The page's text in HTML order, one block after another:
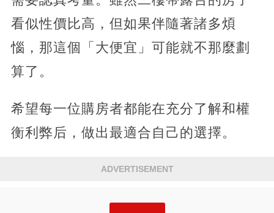
看似性價比高，但如果伴隨著諸多煩
惱，那這個「大便宜」可能就不那麼劃
算了。
希望每一位購房者都能在充分了解和權
衡利弊后，做出最適合自己的選擇。
ADVERTISEMENT